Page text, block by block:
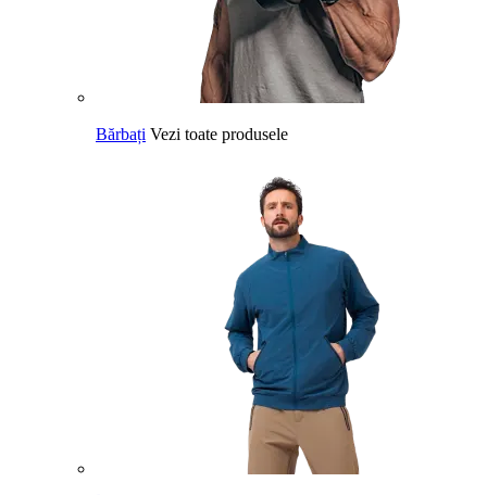
Bărbați Vezi toate produsele